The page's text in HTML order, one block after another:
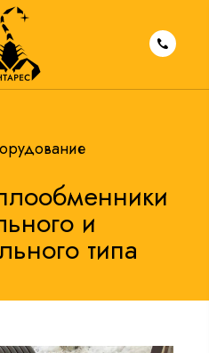
и
типа